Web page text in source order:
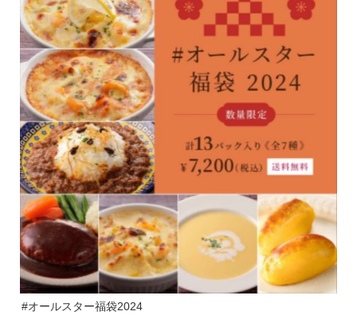
#オールスター福袋2024